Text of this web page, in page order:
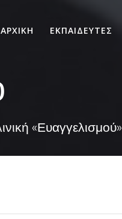
ΑΡΧΙΚΗ ΕΚΠΑΙΔΕΥΤΕΣ
«Ευαγγελισμού»